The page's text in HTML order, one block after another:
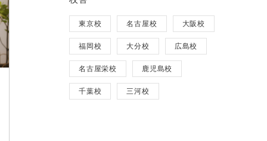
東京校 名古屋校 大阪校
福岡校 大分校 広島校
名古屋栄校 鹿児島校
千葉校 三河校